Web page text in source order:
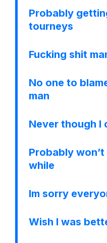
Probably
tourneys
Fucking shit
No one to
man
Never though I
Probably
while
Im sorry
Wish I was